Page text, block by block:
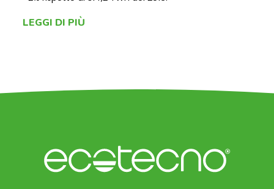
LEGGI DI PIÙ